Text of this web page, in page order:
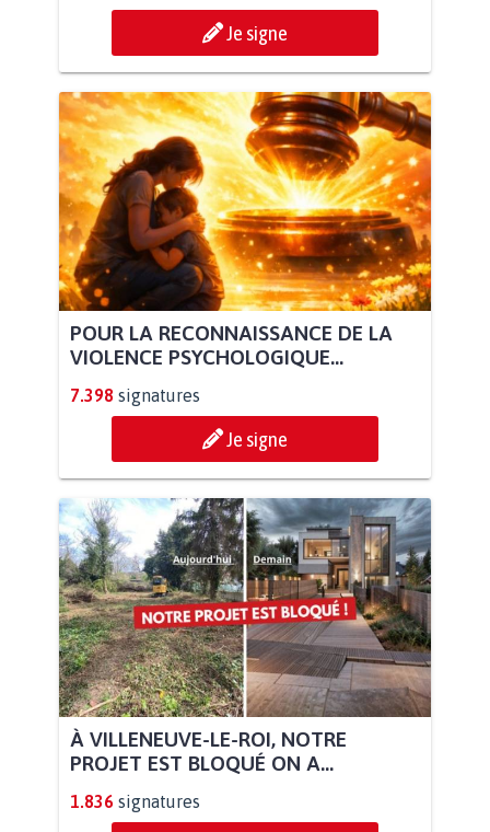
Je signe
POUR LA RECONNAISSANCE DE LA
VIOLENCE PSYCHOLOGIQUE...
7.398 signatures
Je signe
À VILLENEUVE-LE-ROI, NOTRE
PROJET EST BLOQUÉ ON A...
1.836 signatures